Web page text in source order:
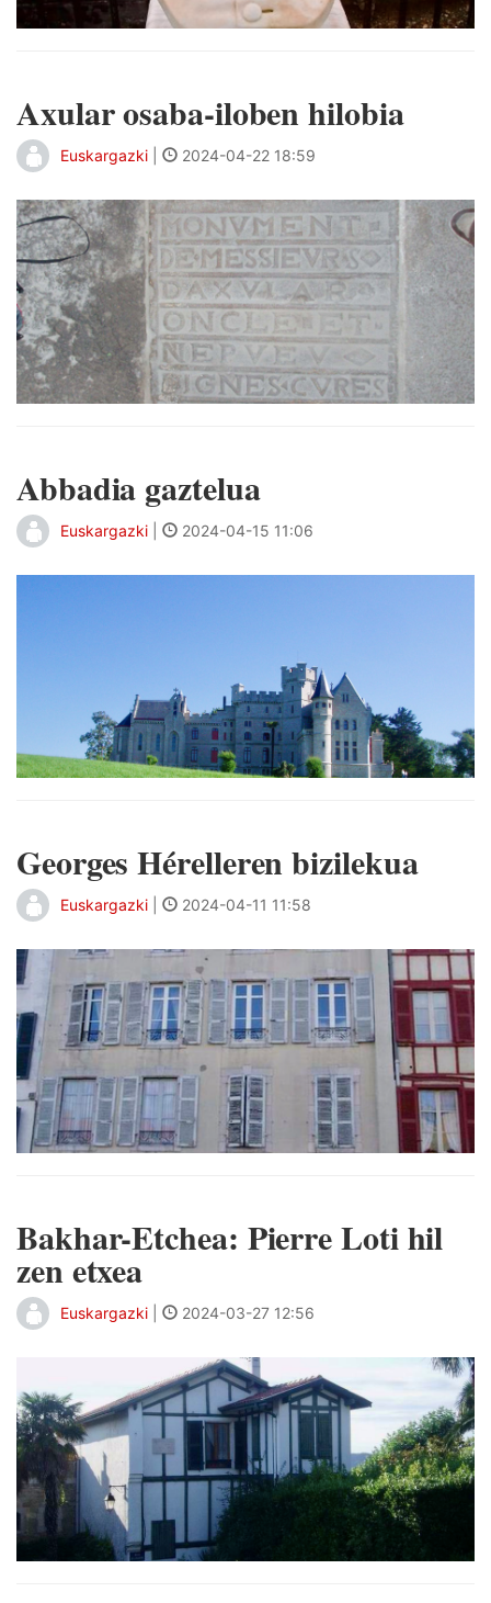
Axular osaba-iloben hilobia
Euskargazki 2024-04-22 18:59
Abbadia gaztelua
Euskargazki 2024-04-15 11:06
Georges Hérelleren bizilekua
Euskargazki 2024-04-11 11:58
Bakhar-Etchea: Pierre Loti hil
zen etxea
Euskargazki 2024-03-27 12:56